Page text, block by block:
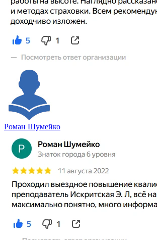
Роман Шумейко